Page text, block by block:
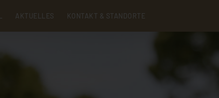
AKTUELLES KONTAKT & STANDORTE